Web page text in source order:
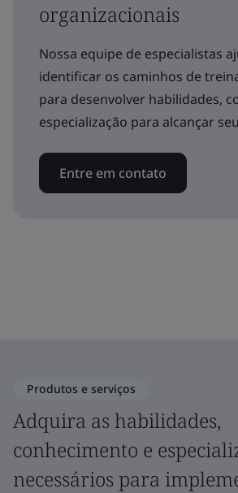
organizacionais
Nossa equipe de especialistas
identificar os caminhos de
para desenvolver habilidades,
especialização para alcançar
Entre em contato
Produtos e serviços
Adquira as habilidades,
conhecimento e
necessários para